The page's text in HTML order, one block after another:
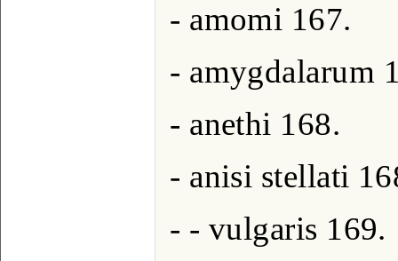
- amomi 167.
- amygdalarum
- anethi 168.
- anisi stellati
- - vulgaris 169.